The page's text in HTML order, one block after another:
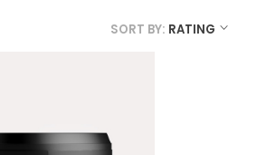
SORT BY: RATING